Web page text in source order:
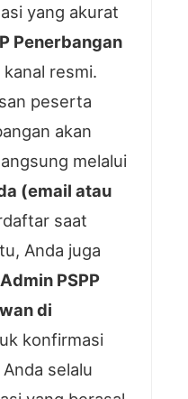
yang akurat
Penerbangan
resmi.
peserta
akan
melalui
(email atau
saat
Anda juga
Admin PSPP
di
konfirmasi
selalu